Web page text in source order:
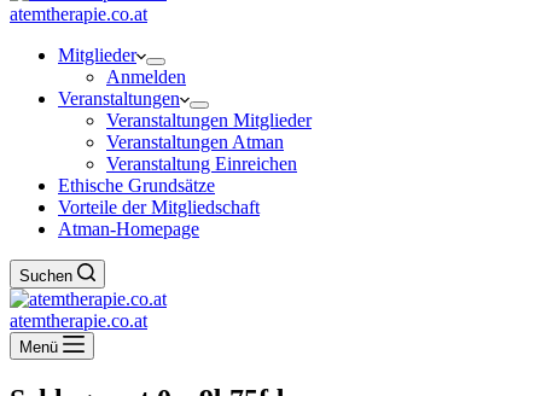
atemtherapie.co.at
Mitglieder
Anmelden
Veranstaltungen
Veranstaltungen Mitglieder
Veranstaltungen Atman
Veranstaltung Einreichen
Ethische Grundsätze
Vorteile der Mitgliedschaft
Atman-Homepage
Suchen
atemtherapie.co.at
Menü